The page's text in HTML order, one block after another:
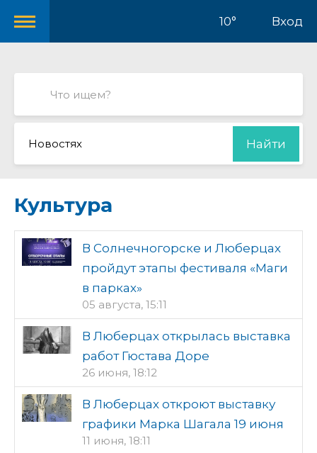
10° Вход
Новостях Найти
Культура
В Солнечногорске и Люберцах
пройдут этапы фестиваля «Маги
в парках»
05 августа, 15:11
В Люберцах открылась выставка
работ Гюстава Доре
26 июня, 18:12
В Люберцах откроют выставку
графики Марка Шагала 19 июня
11 июня, 18:11